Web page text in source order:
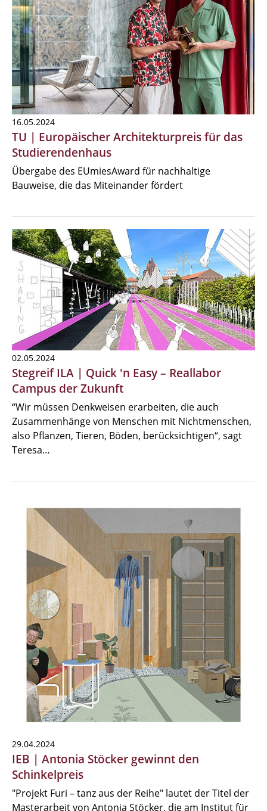
16.05.2024
TU | Europäischer Architekturpreis für das
Studierendenhaus
Übergabe des EUmiesAward für nachhaltige
Bauweise, die das Miteinander fördert
02.05.2024
Stegreif ILA | Quick 'n Easy – Reallabor
Campus der Zukunft
“Wir müssen Denkweisen erarbeiten, die auch
Zusammenhänge von Menschen mit Nichtmenschen,
also Pflanzen, Tieren, Böden, berücksichtigen“, sagt
Teresa…
29.04.2024
IEB | Antonia Stöcker gewinnt den
Schinkelpreis
"Projekt Furi – tanz aus der Reihe" lautet der Titel der
Masterarbeit von Antonia Stöcker, die am Institut für